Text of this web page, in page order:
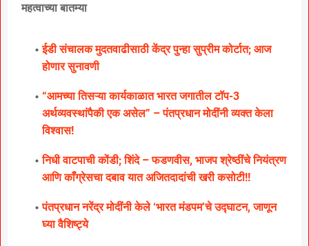
महत्वाच्या बातम्या
ईडी संचालक मुदतवाढीसाठी केंद्र पुन्हा सुप्रीम कोर्टात; आज
होणार सुनावणी
“आमच्या तिसऱ्या कार्यकाळात भारत जगातील टॉप-3
अर्थव्यवस्थांपैकी एक असेल” – पंतप्रधान मोदींनी व्यक्त केला
विश्वास!
निधी वाटपाची कोंडी; शिंदे – फडणवीस, भाजप श्रेष्ठींचे नियंत्रण
आणि काँग्रेसचा दबाव यात अजितदादांची खरी कसोटी!!
पंतप्रधान नरेंद्र मोदींनी केले ‘भारत मंडपम’चे उद्घाटन, जाणून
घ्या वैशिष्ट्ये